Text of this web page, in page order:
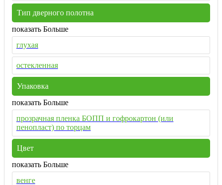
Тип дверного полотна
показать Больше
глухая
остекленная
Упаковка
показать Больше
прозрачная пленка БОПП и гофрокартон (или
пенопласт) по торцам
Цвет
показать Больше
венге